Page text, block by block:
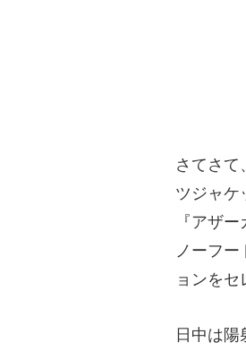
さてさて
ツジャケ
『アザ
ノーフ
ョンを
日中は